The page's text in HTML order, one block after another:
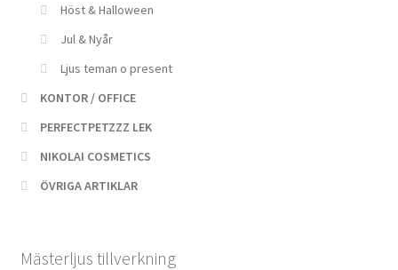
Höst & Halloween
Jul & Nyår
Ljus teman o present
KONTOR / OFFICE
PERFECTPETZZZ LEK
NIKOLAI COSMETICS
ÖVRIGA ARTIKLAR
Mästerljus tillverkning